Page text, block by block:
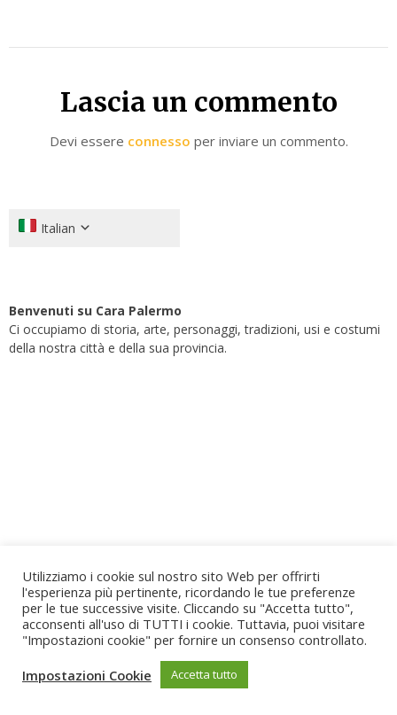
Lascia un commento
Devi essere connesso per inviare un commento.
Italian
Benvenuti su Cara Palermo
Ci occupiamo di storia, arte, personaggi, tradizioni, usi e costumi
della nostra città e della sua provincia.
Utilizziamo i cookie sul nostro sito Web per offrirti
l'esperienza più pertinente, ricordando le tue preferenze
per le tue successive visite. Cliccando su "Accetta tutto",
acconsenti all'uso di TUTTI i cookie. Tuttavia, puoi visitare
"Impostazioni cookie" per fornire un consenso controllato.
Impostazioni Cookie
Accetta tutto